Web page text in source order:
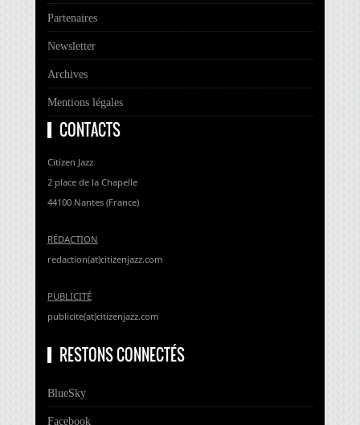
Partenaires
Newsletter
Archives
Mentions légales
CONTACTS
Citizen Jazz
2 place de la Chapelle
44100 Nantes (France)
RÉDACTION
redaction(at)citizenjazz.com
PUBLICITÉ
publicite(at)citizenjazz.com
RESTONS CONNECTÉS
BlueSky
Facebook